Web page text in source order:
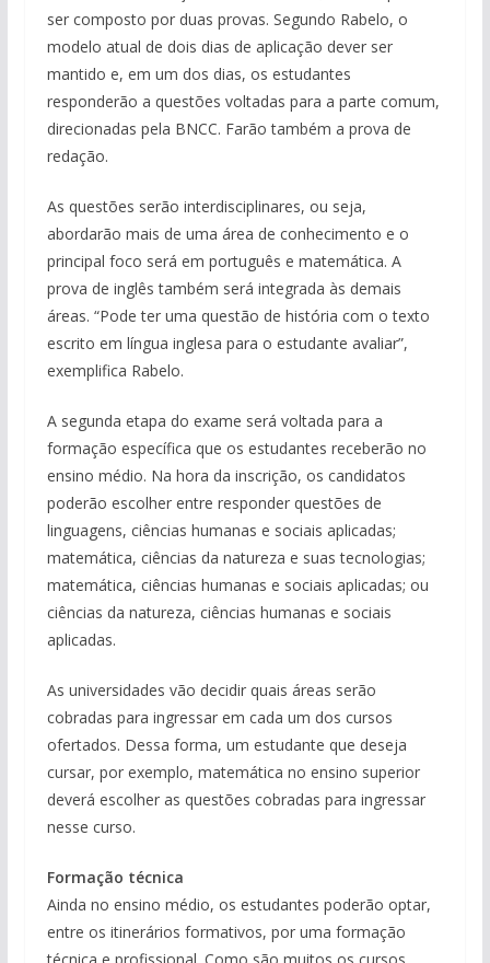
ser composto por duas provas. Segundo Rabelo, o
modelo atual de dois dias de aplicação dever ser
mantido e, em um dos dias, os estudantes
responderão a questões voltadas para a parte comum,
direcionadas pela BNCC. Farão também a prova de
redação.
As questões serão interdisciplinares, ou seja,
abordarão mais de uma área de conhecimento e o
principal foco será em português e matemática. A
prova de inglês também será integrada às demais
áreas. “Pode ter uma questão de história com o texto
escrito em língua inglesa para o estudante avaliar”,
exemplifica Rabelo.
A segunda etapa do exame será voltada para a
formação específica que os estudantes receberão no
ensino médio. Na hora da inscrição, os candidatos
poderão escolher entre responder questões de
linguagens, ciências humanas e sociais aplicadas;
matemática, ciências da natureza e suas tecnologias;
matemática, ciências humanas e sociais aplicadas; ou
ciências da natureza, ciências humanas e sociais
aplicadas.
As universidades vão decidir quais áreas serão
cobradas para ingressar em cada um dos cursos
ofertados. Dessa forma, um estudante que deseja
cursar, por exemplo, matemática no ensino superior
deverá escolher as questões cobradas para ingressar
nesse curso.
Formação técnica
Ainda no ensino médio, os estudantes poderão optar,
entre os itinerários formativos, por uma formação